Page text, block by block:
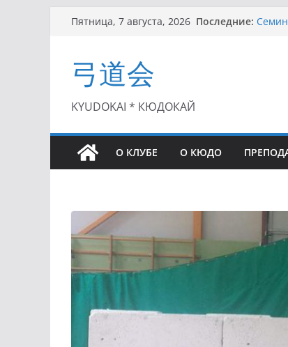
Перейти
Пятница, 7 августа, 2026 Последние:
弓道会
KYUDOKAI * КЮДОКАЙ
О КЛУБЕ О КЮДО